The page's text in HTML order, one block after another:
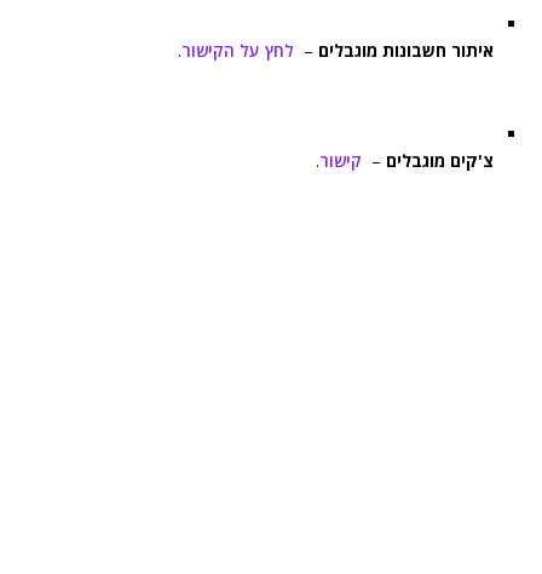
איתור חשבונות מוגבלים – לחץ על הקישור.
צ'קים מוגבלים – קישור.